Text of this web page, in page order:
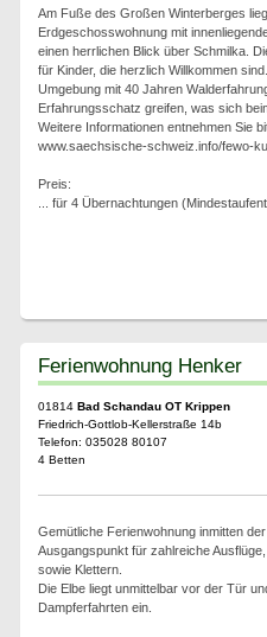
Am Fuße des Großen Winterberges
Erdgeschosswohnung mit
einen herrlichen Blick über Schmilka.
für Kinder, die herzlich Willkommen
Umgebung mit 40 Jahren
Erfahrungsschatz greifen, was sich
Weitere Informationen entnehmen Sie
www.saechsische-schweiz.info/fewo-
Preis:
... für 4 Übernachtungen
Ferienwohnung Henker
01814 Bad Schandau OT Krippen
Friedrich-Gottlob-Kellerstraße 14b
Telefon: 035028 80107
4 Betten
Gemütliche Ferienwohnung inmitten
Ausgangspunkt für zahlreiche
sowie Klettern.
Die Elbe liegt unmittelbar vor der Tür
Dampferfahrten ein.